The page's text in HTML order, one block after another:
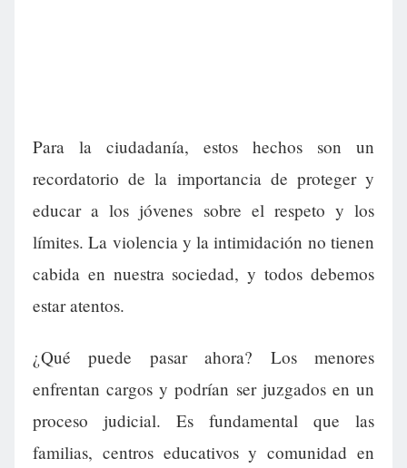
Para la ciudadanía, estos hechos son un
recordatorio de la importancia de proteger y
educar a los jóvenes sobre el respeto y los
límites. La violencia y la intimidación no tienen
cabida en nuestra sociedad, y todos debemos
estar atentos.
¿Qué puede pasar ahora? Los menores
enfrentan cargos y podrían ser juzgados en un
proceso judicial. Es fundamental que las
familias, centros educativos y comunidad en